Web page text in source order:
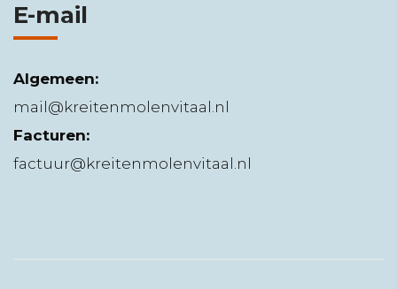
E-mail
Algemeen:
mail@kreitenmolenvitaal.nl
Facturen:
factuur@kreitenmolenvitaal.nl